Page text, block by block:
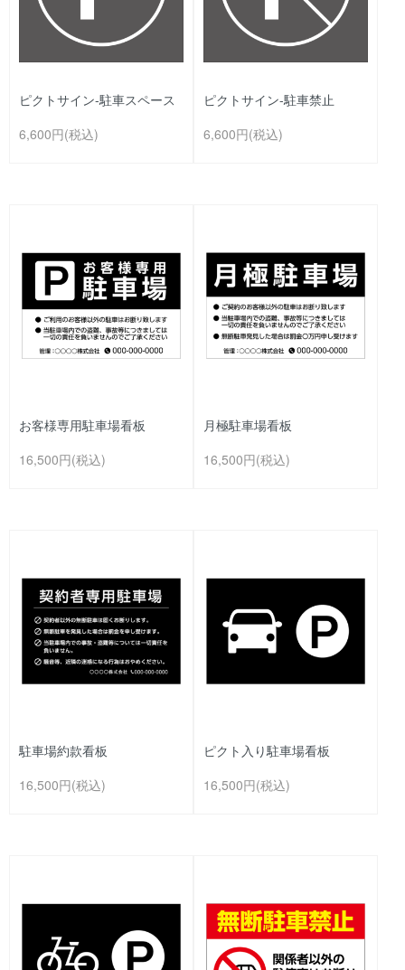
ピクトサイン-駐車スペース
6,600円(税込)
ピクトサイン-駐車禁止
6,600円(税込)
お客様専用駐車場看板
16,500円(税込)
月極駐車場看板
16,500円(税込)
駐車場約款看板
16,500円(税込)
ピクト入り駐車場看板
16,500円(税込)